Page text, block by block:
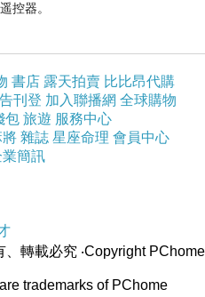
的地方應該就是正中的
在這裡拍照 地板應該
控器。
書店 露天拍賣 比比昂代購
刊登 加入聯播網 全球購物
包 旅遊 服務中心
將 雜誌 星座命理 會員中心
業簡訊
、轉載必究 ‧Copyright PChome
trademarks of PChome